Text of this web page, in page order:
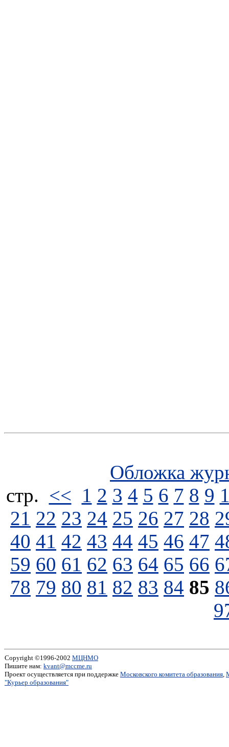
Обложка
стp. << 1 2 3 4 5 6 7 8 9
21 22 23 24 25 26 27 28
40 41 42 43 44 45 46 47
59 60 61 62 63 64 65 66
78 79 80 81 82 83 84 85
Copyright ©1996-2002 МЦНМО
Пишите нам: kvant@mccme.ru
Проект осуществляется при поддержке Московского комитета образования,
"Курьер образования"